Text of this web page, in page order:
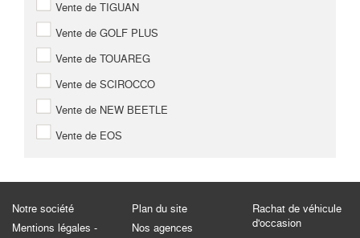
Vente de TIGUAN
Vente de GOLF PLUS
Vente de TOUAREG
Vente de SCIROCCO
Vente de NEW BEETLE
Vente de EOS
Notre société
Mentions légales -
Plan du site
Nos agences
Rachat de véhicule
d'occasion